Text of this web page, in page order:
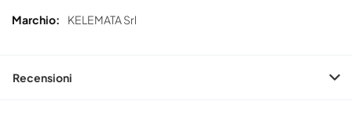
Maggiori
KELEMATA Srl
Recensioni